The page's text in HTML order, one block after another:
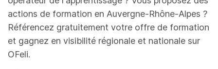
actions de formation en Auvergne-Rhône-Alpes ?
Référencez gratuitement votre offre de formation
et gagnez en visibilité régionale et nationale sur
OFeli.